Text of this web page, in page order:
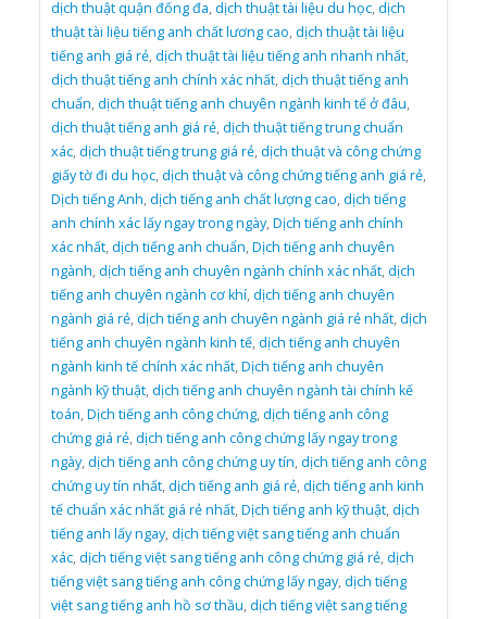
dịch thuật quận đống đa,dịch thuật tài liệu du học,dịch
thuật tài liệu tiếng anh chất lương cao,dịch thuật tài liệu
tiếng anh giá rẻ,dịch thuật tài liệu tiếng anh nhanh nhất,
dịch thuật tiếng anh chính xác nhất,dịch thuật tiếng anh
chuẩn,dịch thuật tiếng anh chuyên ngành kinh tế ở đâu,
dịch thuật tiếng anh giá rẻ,dịch thuật tiếng trung chuẩn
xác,dịch thuật tiếng trung giá rẻ,dịch thuật và công chứng
giấy tờ đi du học,dịch thuật và công chứng tiếng anh giá rẻ,
Dịch tiếng Anh,dịch tiếng anh chất lượng cao,dịch tiếng
anh chính xác lấy ngay trong ngày,Dịch tiếng anh chính
xác nhất,dịch tiếng anh chuẩn,Dịch tiếng anh chuyên
ngành,dịch tiếng anh chuyên ngành chính xác nhất,dịch
tiếng anh chuyên ngành cơ khí,dịch tiếng anh chuyên
ngành giá rẻ,dịch tiếng anh chuyên ngành giá rẻ nhất,dịch
tiếng anh chuyên ngành kinh tế,dịch tiếng anh chuyên
ngành kinh tế chính xác nhất,Dịch tiếng anh chuyên
ngành kỹ thuật,dịch tiếng anh chuyên ngành tài chính kế
toán,Dịch tiếng anh công chứng,dịch tiếng anh công
chứng giá rẻ,dịch tiếng anh công chứng lấy ngay trong
ngày,dịch tiếng anh công chứng uy tín,dịch tiếng anh công
chứng uy tín nhất,dịch tiếng anh giá rẻ,dịch tiếng anh kinh
tế chuẩn xác nhất giá rẻ nhất,Dịch tiếng anh kỹ thuật,dịch
tiếng anh lấy ngay,dịch tiếng việt sang tiếng anh chuẩn
xác,dịch tiếng việt sang tiếng anh công chứng giá rẻ,dịch
tiếng việt sang tiếng anh công chứng lấy ngay,dịch tiếng
việt sang tiếng anh hồ sơ thầu,dịch tiếng việt sang tiếng